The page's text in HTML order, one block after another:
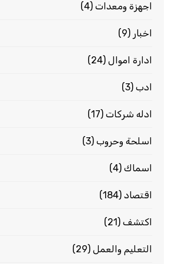
اجهزة ومعدات(4)
اخبار (9)
ادارة اموال(24)
ادب(3)
ادله شركات(17)
اسلحة وحروب(3)
اسماك(4)
اقتصاد(184)
اكتشف(21)
التعليم والعمل(29)